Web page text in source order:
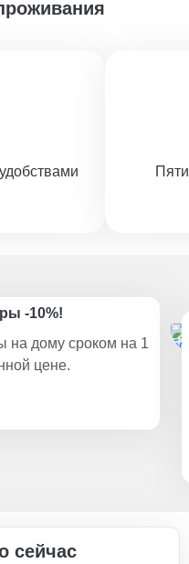
-10%!
на дому сроком на 1
цене.
сейчас